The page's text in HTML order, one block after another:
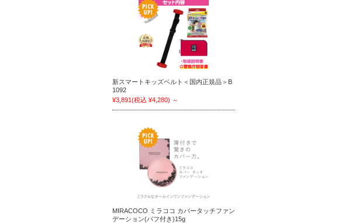
新スマートキッズベルト＜国内正規品＞B
1092
¥3,891(税込 ¥4,280) ～
MIRACOCO ミラココ カバータッチファン
デーション(パフ付き)15g